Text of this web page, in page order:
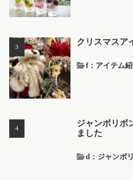
クリスマスア
f：アイテム
ジャンボリボ
ました
d：ジャンボ